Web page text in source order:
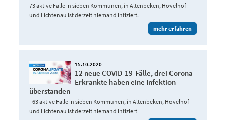
73 aktive Fälle in sieben Kommunen, in Altenbeken, Hövelhof
und Lichtenau ist derzeit niemand infiziert.
mehr erfahren
15.10.2020
12 neue COVID-19-Fälle, drei Corona-
Erkrankte haben eine Infektion
überstanden
- 63 aktive Fälle in sieben Kommunen, in Altenbeken, Hövelhof
und Lichtenau ist derzeit niemand infiziert